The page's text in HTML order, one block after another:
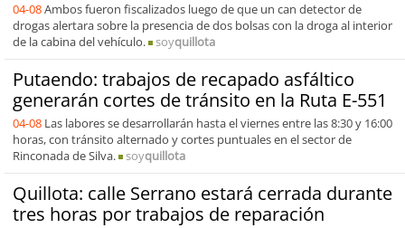
04-08Ambos fueron fiscalizados luego de que un can detector de
drogas alertara sobre la presencia de dos bolsas con la droga al interior
de la cabina del vehículo.
soyquillota
Putaendo: trabajos de recapado asfáltico
generarán cortes de tránsito en la Ruta E-551
04-08 Las labores se desarrollarán hasta el viernes entre las 8:30 y 16:00
horas, con tránsito alternado y cortes puntuales en el sector de
Rinconada de Silva.
soyquillota
Quillota: calle Serrano estará cerrada durante
tres horas por trabajos de reparación